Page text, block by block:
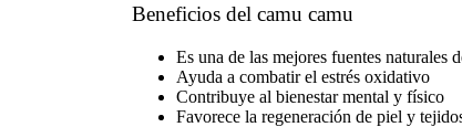
Beneficios del camu camu
Es una de las mejores fuentes naturales
Ayuda a combatir el estrés oxidativo
Contribuye al bienestar mental y físico
Favorece la regeneración de piel y